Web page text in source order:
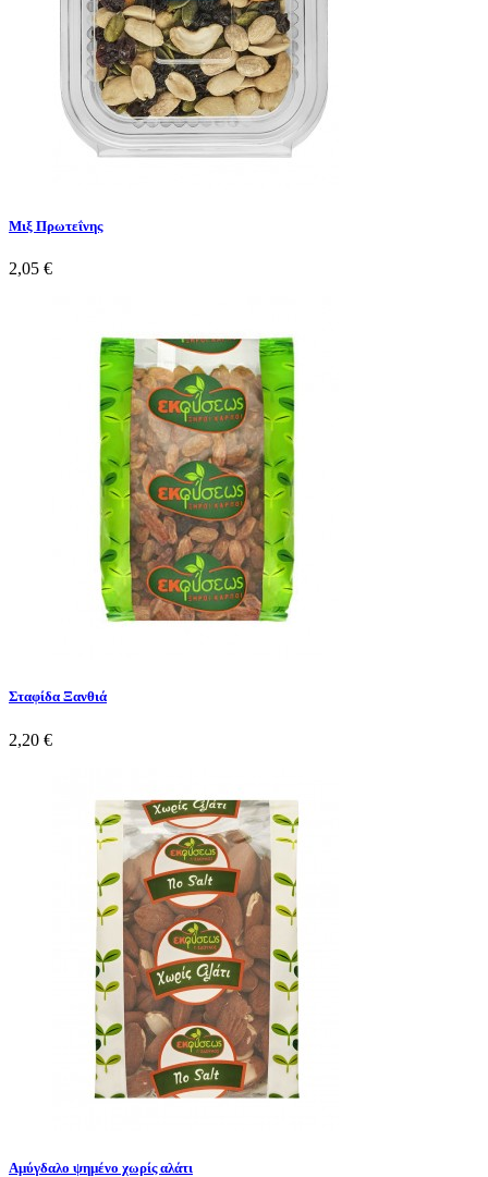
Μιξ Πρωτεΐνης
2,05 €
Σταφίδα Ξανθιά
2,20 €
Αμύγδαλο ψημένο χωρίς αλάτι